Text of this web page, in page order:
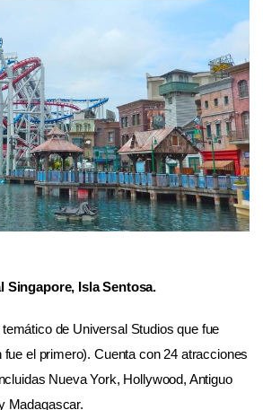
Singapore, Isla Sentosa.
de Universal Studios que fue
fue el primero). Cuenta con 24 atracciones
Nueva York, Hollywood, Antiguo
Madagascar.